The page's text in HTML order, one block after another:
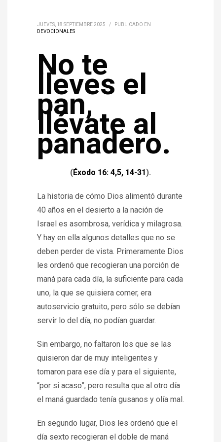
JUEVES, 18 SEPTIEMBRE 2025 /
PUBLICADO EN
DEVOCIONALES
No te
lleves el
pan,
llévate al
panadero.
(Éxodo 16: 4,5, 14-31).
La historia de cómo Dios alimentó durante
40 años en el desierto a la nación de
Israel es asombrosa, verídica y milagrosa.
Y hay en ella algunos detalles que no se
deben perder de vista. Primeramente Dios
les ordenó que recogieran una porción de
maná para cada día, la suficiente para cada
uno, la que se quisiera comer, era
autoservicio gratuito, pero sólo se debían
servir lo del día, no podían guardar.
Sin embargo, no faltaron los que se las
quisieron dar de muy inteligentes y
tomaron para ese día y para el siguiente,
“por si acaso”, pero resulta que al otro día
el maná guardado tenía gusanos y olía mal.
En segundo lugar, Dios les ordenó que el
día sexto recogieran el doble de maná